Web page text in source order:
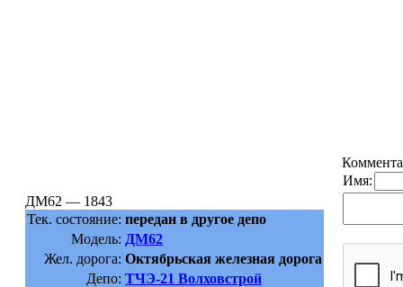
ДМ62 — 1843
Тек. состояние: передан в другое депо
Модель: ДМ62
Жел. дорога: Октябрьская железная дорога
Депо: ТЧЭ-21 Волховстрой
Имя: